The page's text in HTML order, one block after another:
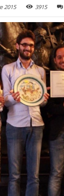
2015 3915